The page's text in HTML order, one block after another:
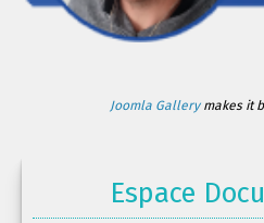
Joomla Gallerymakes it
Espace